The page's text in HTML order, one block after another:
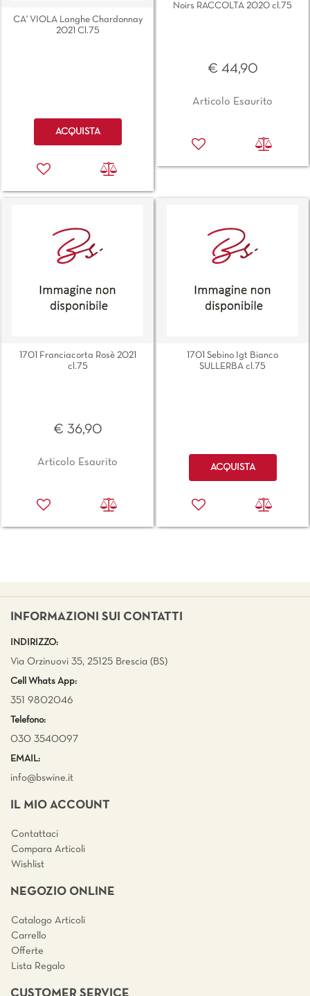
CA' VIOLA Langhe Chardonnay
2021 Cl.75
Quantità
ACQUISTA
Noirs RACCOLTA 2020 cl.75
€ 44,90
Articolo Esaurito
1701 Franciacorta Rosè 2021
cl.75
€ 36,90
Articolo Esaurito
1701 Sebino Igt Bianco
SULLERBA cl.75
Quantità
ACQUISTA
INFORMAZIONI SUI CONTATTI
INDIRIZZO:
Via Orzinuovi 35, 25125 Brescia (BS)
Cell Whats App:
351 9802046
Telefono:
030 3540097
EMAIL:
info@bswine.it
IL MIO ACCOUNT
Contattaci
Compara Articoli
Wishlist
NEGOZIO ONLINE
Catalogo Articoli
Carrello
Offerte
Lista Regalo